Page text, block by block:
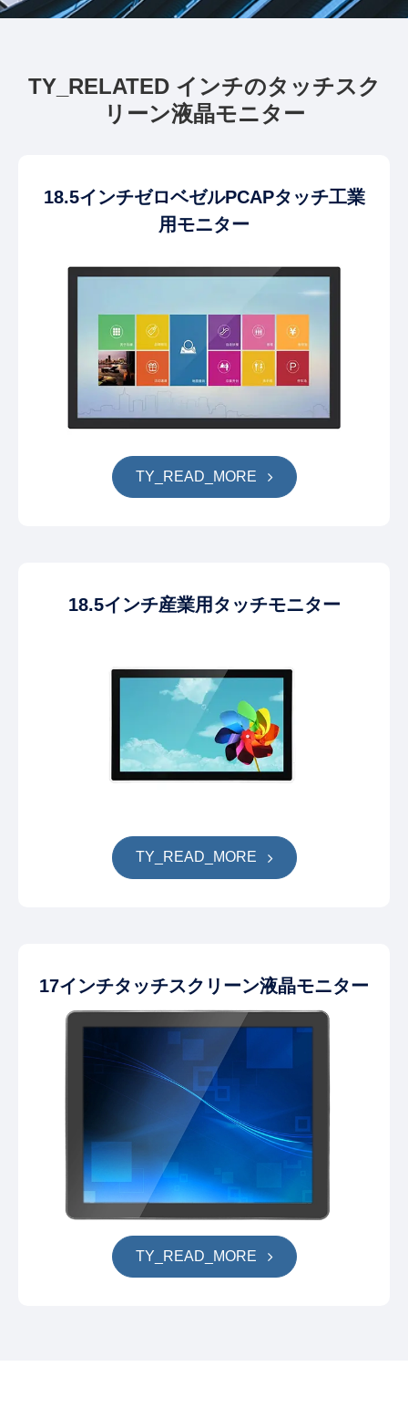
TY_RELATED インチのタッチスク
リーン液晶モニター
18.5インチゼロベゼルPCAPタッチ工業
用モニター
TY_READ_MORE
18.5インチ産業用タッチモニター
TY_READ_MORE
17インチタッチスクリーン液晶モニター
TY_READ_MORE